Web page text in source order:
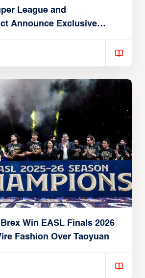
League and
Announce Exclusive
Win EASL Finals 2026
Fashion Over Taoyuan